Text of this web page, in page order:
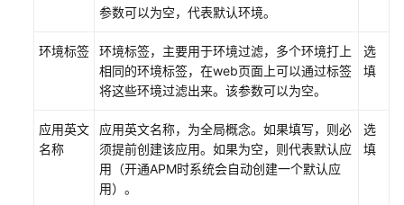
的
开
通
参数可以为空，代表默认环境。
环境标签
环境标签，主要用于环境过滤，多个环境打上
相同的环境标签，在web页面上可以通过标签
将这些环境过滤出来。该参数可以为空。
选
填
应用英文
名称
应用英文名称，为全局概念。如果填写，则必
须提前创建该应用。如果为空，则代表默认应
用（开通APM时系统会自动创建一个默认应
用）。
选
填